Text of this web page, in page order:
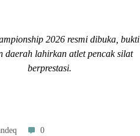
2026 resmi dibuka, bukti
daerah lahirkan atlet pencak silat
berprestasi.
0